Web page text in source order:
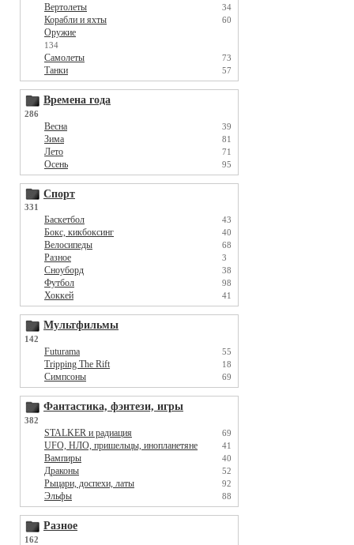
Вертолеты 34
Корабли и яхты 60
Оружие
134
Самолеты 73
Танки 57
Времена года
286
Весна 39
Зима 81
Лето 71
Осень 95
Спорт
331
Баскетбол 43
Бокс, кикбоксинг 40
Велосипеды 68
Разное 3
Сноуборд 38
Футбол 98
Хоккей 41
Мультфильмы
142
Futurama 55
Tripping The Rift 18
Симпсоны 69
Фантастика, фэнтези, игры
382
STALKER и радиация 69
UFO, НЛО, пришельцы, инопланетяне 41
Вампиры 40
Драконы 52
Рыцари, доспехи, латы 92
Эльфы 88
Разное
162